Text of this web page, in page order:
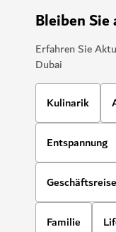
Bleiben
Erfahren Sie
Dubai
Kulinarik
Entspannung
Familie